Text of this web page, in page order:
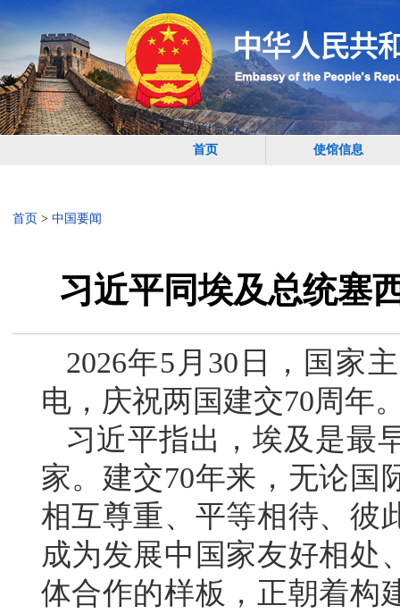
首页 使馆信息
首页 > 中国要闻
习近平同埃及总统塞
2026年5月30日，国家
电，庆祝两国建交70周年
习近平指出，埃及是最
家。建交70年来，无论国
相互尊重、平等相待、彼
成为发展中国家友好相处
体合作的样板，正朝着构